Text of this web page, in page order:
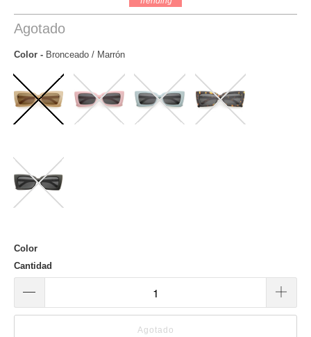
Agotado
Color - Bronceado / Marrón
Color
Cantidad
Agotado